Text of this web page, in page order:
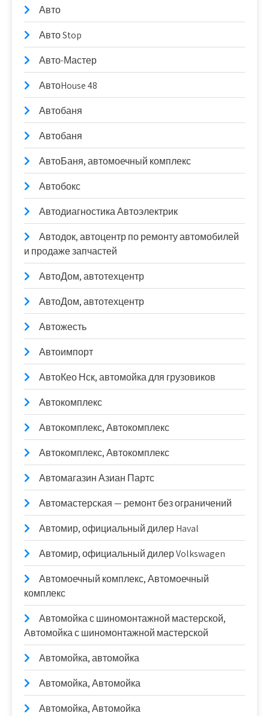
Авто
Авто Stop
Авто-Мастер
АвтоHouse 48
Автобаня
Автобаня
АвтоБаня, автомоечный комплекс
Автобокс
Автодиагностика Автоэлектрик
Автодок, автоцентр по ремонту автомобилей
и продаже запчастей
АвтоДом, автотехцентр
АвтоДом, автотехцентр
Автожесть
Автоимпорт
АвтоКео Нск, автомойка для грузовиков
Автокомплекс
Автокомплекс, Автокомплекс
Автокомплекс, Автокомплекс
Автомагазин Азиан Партс
Автомастерская — ремонт без ограничений
Автомир, официальный дилер Haval
Автомир, официальный дилер Volkswagen
Автомоечный комплекс, Автомоечный
комплекс
Автомойка с шиномонтажной мастерской,
Автомойка с шиномонтажной мастерской
Автомойка, автомойка
Автомойка, Автомойка
Автомойка, Автомойка